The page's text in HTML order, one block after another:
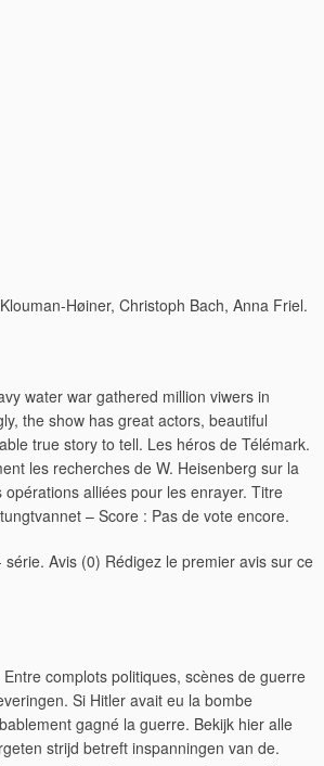
Høiner, Christoph Bach, Anna Friel.
water war gathered million viwers in
the show has great actors, beautiful
true story to tell. Les héros de Télémark.
les recherches de W. Heisenberg sur la
alliées pour les enrayer. Titre
– Score : Pas de vote encore.
Avis (0) Rédigez le premier avis sur ce
complots politiques, scènes de guerre
Si Hitler avait eu la bombe
gagné la guerre. Bekijk hier alle
strijd betreft inspanningen van de.